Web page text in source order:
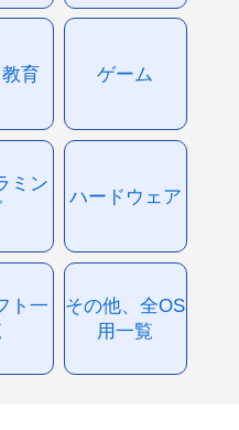
育 ゲーム
ミン
ハードウェア
ト一
その他、全OS
用一覧